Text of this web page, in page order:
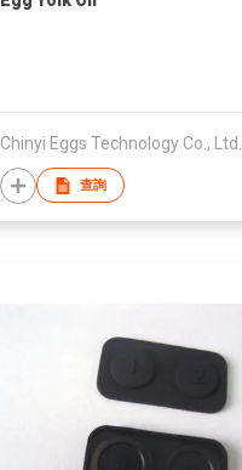
Chinyi Eggs Technology Co., Ltd.
查詢